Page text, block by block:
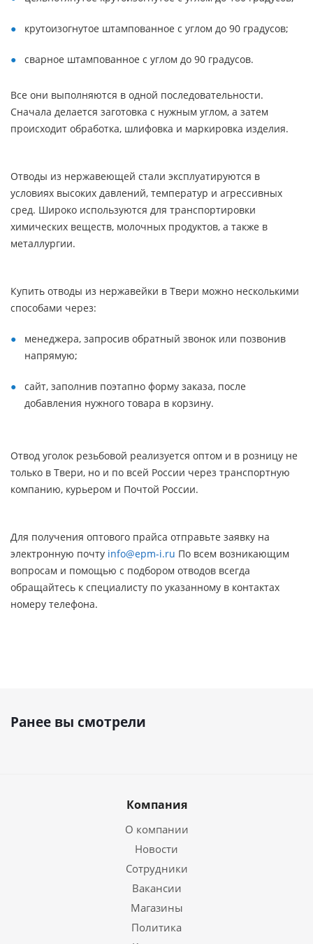
крутоизогнутое штампованное с углом до 90 градусов;
сварное штампованное с углом до 90 градусов.
Все они выполняются в одной последовательности.
Сначала делается заготовка с нужным углом, а затем
происходит обработка, шлифовка и маркировка изделия.
Отводы из нержавеющей стали эксплуатируются в
условиях высоких давлений, температур и агрессивных
сред. Широко используются для транспортировки
химических веществ, молочных продуктов, а также в
металлургии.
Купить отводы из нержавейки в Твери можно несколькими
способами через:
менеджера, запросив обратный звонок или позвонив
напрямую;
сайт, заполнив поэтапно форму заказа, после
добавления нужного товара в корзину.
Отвод уголок резьбовой реализуется оптом и в розницу не
только в Твери, но и по всей России через транспортную
компанию, курьером и Почтой России.
Для получения оптового прайса отправьте заявку на
электронную почту info@epm-i.ru По всем возникающим
вопросам и помощью с подбором отводов всегда
обращайтесь к специалисту по указанному в контактах
номеру телефона.
Ранее вы смотрели
Компания
О компании
Новости
Сотрудники
Вакансии
Магазины
Политика